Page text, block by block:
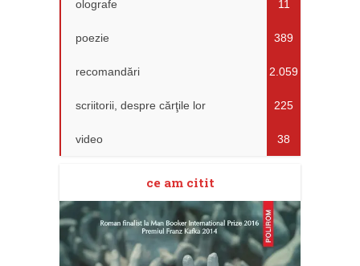
olografe 11
poezie 389
recomandări 2.059
scriitorii, despre cărţile lor 225
video 38
ce am citit